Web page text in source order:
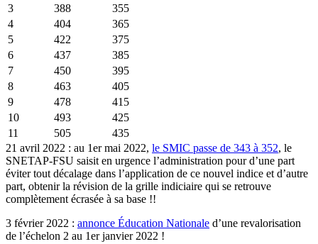
3
388
355
4
404
365
5
422
375
6
437
385
7
450
395
8
463
405
9
478
415
10
493
425
11
505
435
21 avril 2022 : au 1er mai 2022, le SMIC passe de 343 à 352, le
SNETAP-FSU saisit en urgence l’administration pour d’une part
éviter tout décalage dans l’application de ce nouvel indice et d’autre
part, obtenir la révision de la grille indiciaire qui se retrouve
complètement écrasée à sa base !!
3 février 2022 : annonce Éducation Nationale d’une revalorisation
de l’échelon 2 au 1er janvier 2022 !